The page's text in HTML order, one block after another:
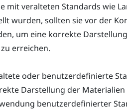
mit veralteten Standards wie
wurden, sollten sie vor der
um eine korrekte
erreichen.
oder benutzerdefinierte
Darstellung der
benutzerdefinierter